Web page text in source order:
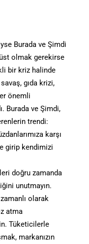
Burada ve Şimdi
olmak gerekirse
bir kriz halinde
gıda krizi,
önemli
Burada ve Şimdi,
trendi:
karşı
girip kendimizi
doğru zamanda
unutmayın.
olarak
atma
Tüketicilerle
markanızın